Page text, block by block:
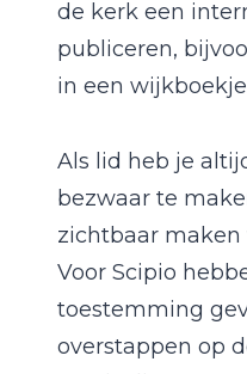
de kerk een
publiceren,
in een
Als lid heb je
bezwaar te
zichtbaar maken
Voor Scipio
toestemming
overstappen op